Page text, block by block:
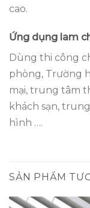
cao.
Ứng dụng lam
Dùng thi công
phòng, Trường
mại, trung tâm
khách sạn,
hình ….
SẢN PHẨM